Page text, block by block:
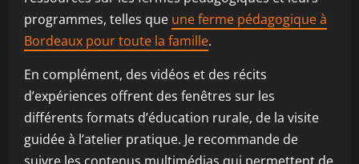
programmes, telles que une ferme pédagogique à
Bordeaux pour toute la famille.
En complément, des vidéos et des récits
d’expériences offrent des fenêtres sur les
différents formats d’éducation rurale, de la visite
guidée à l’atelier pratique. Je recommande de